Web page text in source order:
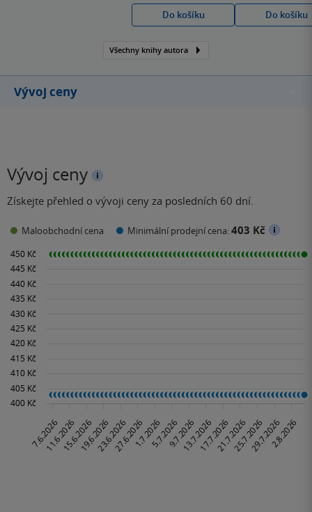
vznikla Revolver Revue.
Do košíku
Do košíku
Všechny knihy autora
Vývoj ceny
Vývoj ceny
Získejte přehled o vývoji ceny za posledních 60 dní.
Maloobchodní cena Minimální prodejní cena:403 Kč